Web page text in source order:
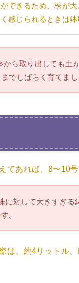
できるため、株が大
感じられるときは鉢
から取り出しても土
でしばらく育てまし
てあれば、8〜10号
対して大きすぎる
。
は、約4リットル